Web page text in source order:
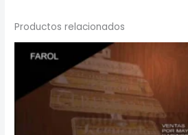
Productos relacionados